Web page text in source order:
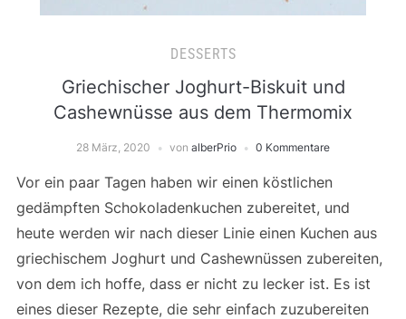
DESSERTS
Griechischer Joghurt-Biskuit und
Cashewnüsse aus dem Thermomix
28 März, 2020 von alberPrio 0 Kommentare
Vor ein paar Tagen haben wir einen köstlichen
gedämpften Schokoladenkuchen zubereitet, und
heute werden wir nach dieser Linie einen Kuchen aus
griechischem Joghurt und Cashewnüssen zubereiten,
von dem ich hoffe, dass er nicht zu lecker ist. Es ist
eines dieser Rezepte, die sehr einfach zuzubereiten